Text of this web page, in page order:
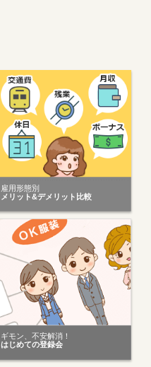
雇用形態別
メリット&デメリット比較
ギモン、不安解消！
はじめての登録会